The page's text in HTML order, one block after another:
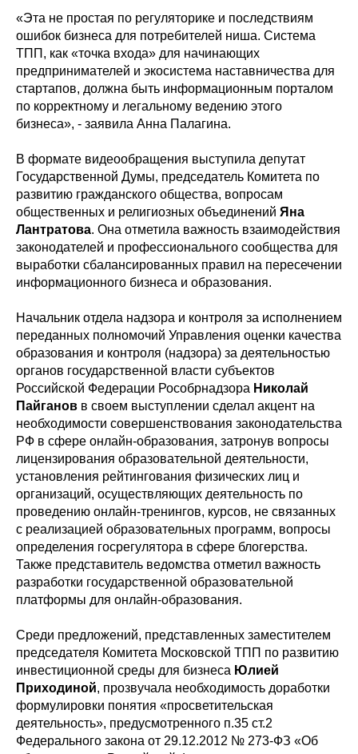
«Эта не простая по регуляторике и последствиям
ошибок бизнеса для потребителей ниша. Система
ТПП, как «точка входа» для начинающих
предпринимателей и экосистема наставничества для
стартапов, должна быть информационным порталом
по корректному и легальному ведению этого
бизнеса», - заявила Анна Палагина.
В формате видеообращения выступила депутат
Государственной Думы, председатель Комитета по
развитию гражданского общества, вопросам
общественных и религиозных объединений Яна
Лантратова. Она отметила важность взаимодействия
законодателей и профессионального сообщества для
выработки сбалансированных правил на пересечении
информационного бизнеса и образования.
Начальник отдела надзора и контроля за исполнением
переданных полномочий Управления оценки качества
образования и контроля (надзора) за деятельностью
органов государственной власти субъектов
Российской Федерации Рособрнадзора Николай
Пайганов в своем выступлении сделал акцент на
необходимости совершенствования законодательства
РФ в сфере онлайн-образования, затронув вопросы
лицензирования образовательной деятельности,
установления рейтингования физических лиц и
организаций, осуществляющих деятельность по
проведению онлайн-тренингов, курсов, не связанных
с реализацией образовательных программ, вопросы
определения госрегулятора в сфере блогерства.
Также представитель ведомства отметил важность
разработки государственной образовательной
платформы для онлайн-образования.
Среди предложений, представленных заместителем
председателя Комитета Московской ТПП по развитию
инвестиционной среды для бизнеса Юлией
Приходиной, прозвучала необходимость доработки
формулировки понятия «просветительская
деятельность», предусмотренного п.35 ст.2
Федерального закона от 29.12.2012 № 273-ФЗ «Об